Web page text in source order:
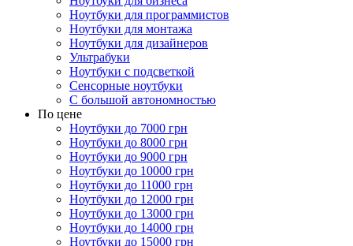
Ноутбуки для программистов
Ноутбуки для монтажа
Ноутбуки для дизайнеров
Ультрабуки
Ноутбуки с подсветкой
Сенсорные ноутбуки
С большой автономностью
По цене
Ноутбуки до 7000 грн
Ноутбуки до 8000 грн
Ноутбуки до 9000 грн
Ноутбуки до 10000 грн
Ноутбуки до 11000 грн
Ноутбуки до 12000 грн
Ноутбуки до 13000 грн
Ноутбуки до 14000 грн
Ноутбуки до 15000 грн